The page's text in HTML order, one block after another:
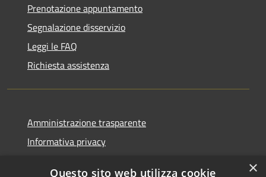
Prenotazione appuntamento
Segnalazione disservizio
Leggi le FAQ
Richiesta assistenza
Amministrazione trasparente
Informativa privacy
×
Questo sito web utilizza cookie